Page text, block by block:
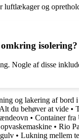
og
isolering?
Nogle af disse
og lakering af bord
du behøver at vide •
• Container fra
• Rio
• Lukning mellem